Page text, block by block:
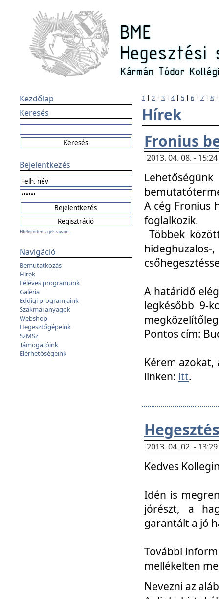
Kezdőlap
Keresés
Bejelentkezés
Elfelejtettem a jelszavam...
Navigáció
Bemutatkozás
Hírek
Féléves programunk
Galéria
Eddigi programjaink
Szakmai anyagok
Webshop
Hegesztőgépeink
SzMSz
Támogatóink
Elérhetőségeink
1 | 2 | 3 | 4| 5 | 6 | 7 | 8
Hírek
Fronius
2013. 04. 08. -
A cég Fronius
foglalkozik.
Többek
A határidő
legkésőbb 9-
Pontos cím:
Kérem azokat,
linken: itt.
2013. 04. 02. -
Kedves
Idén is
jórészt, a
garantált a jó
További
mellékelten
Nevezni az